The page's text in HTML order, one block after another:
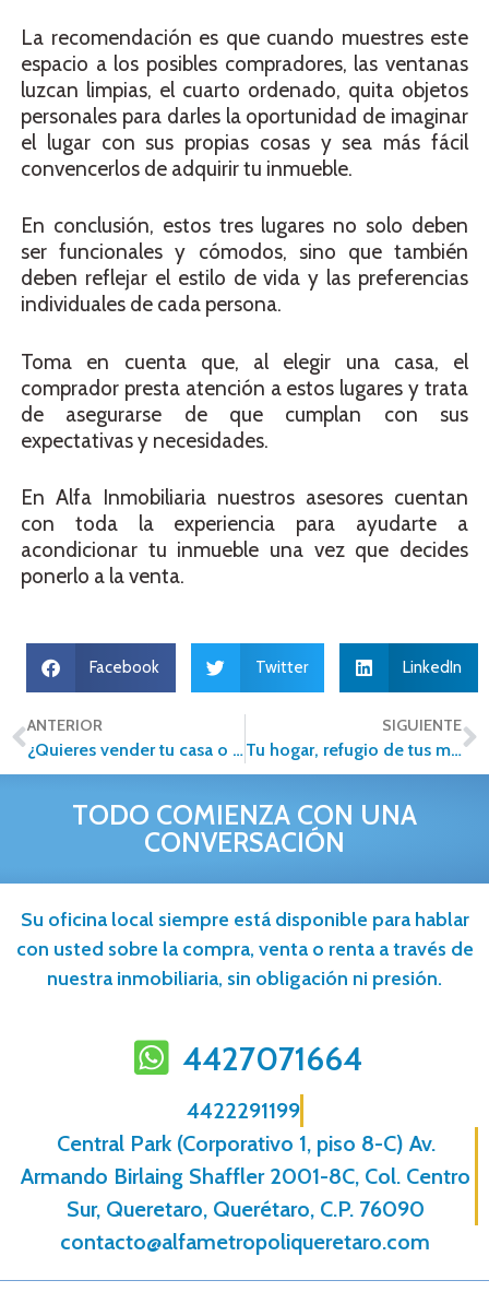
La recomendación es que cuando muestres este
espacio a los posibles compradores, las ventanas
luzcan limpias, el cuarto ordenado, quita objetos
personales para darles la oportunidad de imaginar
el lugar con sus propias cosas y sea más fácil
convencerlos de adquirir tu inmueble.
En conclusión, estos tres lugares no solo deben
ser funcionales y cómodos, sino que también
deben reflejar el estilo de vida y las preferencias
individuales de cada persona.
Toma en cuenta que, al elegir una casa, el
comprador presta atención a estos lugares y trata
de asegurarse de que cumplan con sus
expectativas y necesidades.
En Alfa Inmobiliaria nuestros asesores cuentan
con toda la experiencia para ayudarte a
acondicionar tu inmueble una vez que decides
ponerlo a la venta.
Facebook Twitter LinkedIn
ANTERIOR
¿Quieres vender tu casa o departamento sin morir en el intento? Hazlo sin complicaciones, hazlo con Alfa Inmobiliaria
SIGUIENTE
Tu hogar, refugio de tus mascotas
TODO COMIENZA CON UNA
CONVERSACIÓN
Su oficina local siempre está disponible para hablar
con usted sobre la compra, venta o renta a través de
nuestra inmobiliaria, sin obligación ni presión.
4427071664
4422291199
Central Park (Corporativo 1, piso 8-C) Av.
Armando Birlaing Shaffler 2001-8C, Col. Centro
Sur, Queretaro, Querétaro, C.P. 76090
contacto@alfametropoliqueretaro.com